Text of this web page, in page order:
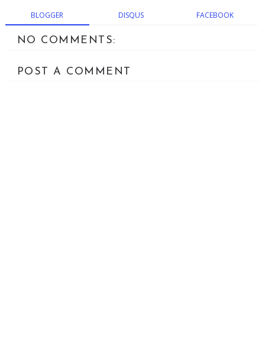
BLOGGER DISQUS FACEBOOK
NO COMMENTS:
POST A COMMENT